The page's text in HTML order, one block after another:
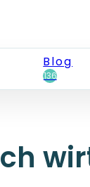
Blog
136